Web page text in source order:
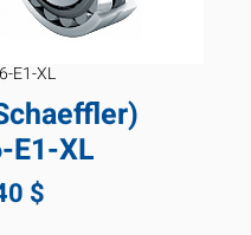
E1-XL
E1-XL
$